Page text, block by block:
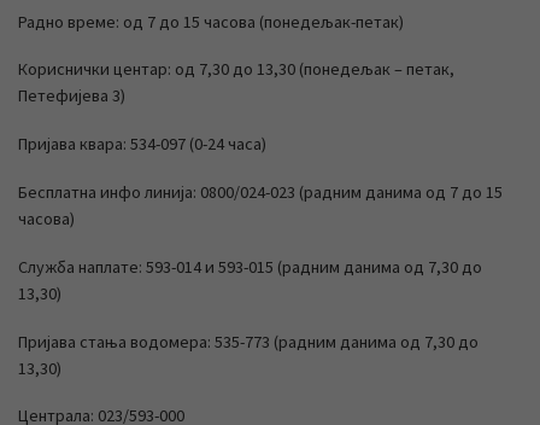
Радно време: од 7 до 15 часова (понедељак-петак)
Кориснички центар: од 7,30 до 13,30 (понедељак – петак,
Петефијева 3)
Пријава квара: 534-097 (0-24 часа)
Бесплатна инфо линија: 0800/024-023 (радним данима од 7 до 15
часова)
Служба наплате: 593-014 и 593-015 (радним данима од 7,30 до
13,30)
Пријава стања водомера: 535-773 (радним данима од 7,30 до
13,30)
Централа: 023/593-000